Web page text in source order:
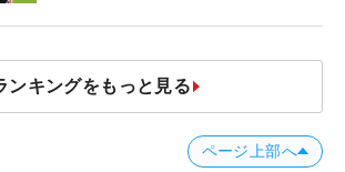
ンキングをもっと見る
ページ上部へ